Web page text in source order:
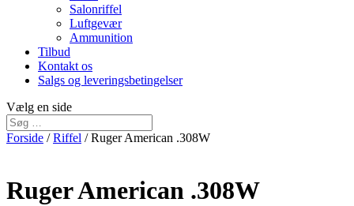
Salonriffel
Luftgevær
Ammunition
Tilbud
Kontakt os
Salgs og leveringsbetingelser
Vælg en side
Forside /Riffel / Ruger American .308W
Ruger American .308W